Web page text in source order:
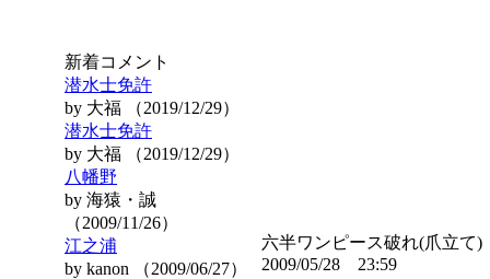
新着コメント
潜水士免許
by 大福 （2019/12/29）
潜水士免許
by 大福 （2019/12/29）
八幡野
by 海猿・誠
（2009/11/26）
江之浦
by kanon （2009/06/27）
六半ワンピース破れ(爪立て)
2009/05/28 23:59